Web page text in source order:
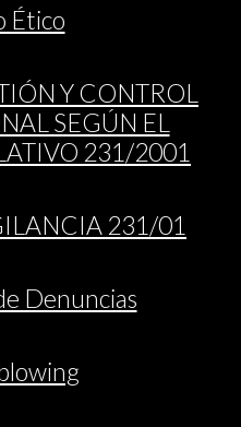
Ético
Y CONTROL
SEGÚN EL
231/2001
231/01
Denuncias